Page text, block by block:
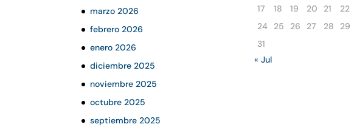
marzo 2026
febrero 2026
enero 2026
diciembre 2025
noviembre 2025
octubre 2025
septiembre 2025
17
18 19 20 21 22
24
25 26 27 28 29
31
« Jul